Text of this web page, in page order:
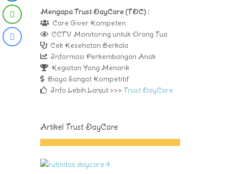
Mengapa Trust DayCare (TDC) :
Care Giver Kompeten
CCTV Monitoring untuk Orang Tua
Cek Kesehatan Berkala
Informasi Perkembangan Anak
Kegiatan Yang Menarik
Biaya Sangat Kompetitif
Info Lebih Lanjut >>> Trust DayCare
Artikel Trust DayCare